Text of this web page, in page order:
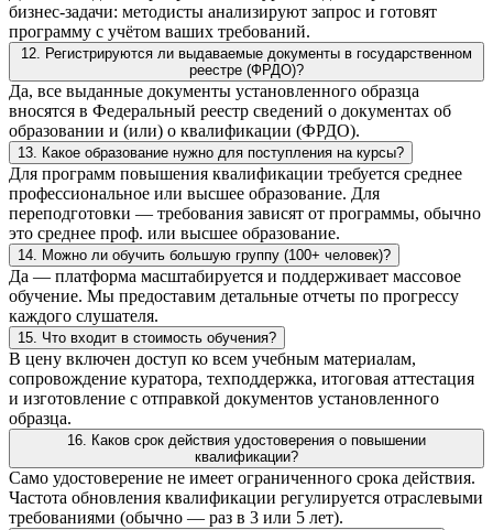
бизнес-задачи: методисты анализируют запрос и готовят
программу с учётом ваших требований.
12. Регистрируются ли выдаваемые документы в государственном
реестре (ФРДО)?
Да, все выданные документы установленного образца
вносятся в Федеральный реестр сведений о документах об
образовании и (или) о квалификации (ФРДО).
13. Какое образование нужно для поступления на курсы?
Для программ повышения квалификации требуется среднее
профессиональное или высшее образование. Для
переподготовки — требования зависят от программы, обычно
это среднее проф. или высшее образование.
14. Можно ли обучить большую группу (100+ человек)?
Да — платформа масштабируется и поддерживает массовое
обучение. Мы предоставим детальные отчеты по прогрессу
каждого слушателя.
15. Что входит в стоимость обучения?
В цену включен доступ ко всем учебным материалам,
сопровождение куратора, техподдержка, итоговая аттестация
и изготовление с отправкой документов установленного
образца.
16. Каков срок действия удостоверения о повышении
квалификации?
Само удостоверение не имеет ограниченного срока действия.
Частота обновления квалификации регулируется отраслевыми
требованиями (обычно — раз в 3 или 5 лет).